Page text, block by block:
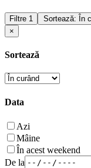
Filtre 1
Sortează: În
×
Sortează
Data
Azi
Mâine
În acest weekend
De la